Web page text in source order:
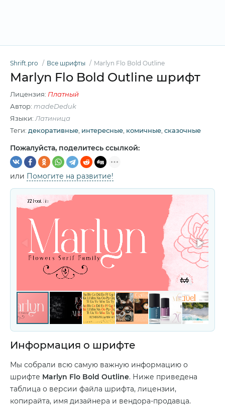
Shrift.pro Все шрифты Marlyn Flo Bold Outline
Marlyn Flo Bold Outline шрифт
Лицензия: Платный
Автор: madeDeduk
Языки: Латиница
Теги: декоративные интересные комичные сказочные
Пожалуйста, поделитесь ссылкой:
или Помогите на развитие!
Информация о шрифте
Мы собрали всю самую важную информацию о
шрифте Marlyn Flo Bold Outline. Ниже приведена
таблица о версии файла шрифта, лицензии,
копирайта, имя дизайнера и вендора-продавца.